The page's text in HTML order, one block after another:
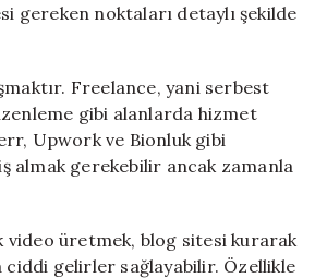
gereken noktaları detaylı şekilde
Freelance, yani serbest
gibi alanlarda hizmet
Upwork ve Bionluk gibi
almak gerekebilir ancak zamanla
video üretmek, blog sitesi kurarak
ciddi gelirler sağlayabilir. Özellikle